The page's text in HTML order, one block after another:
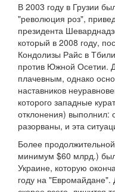
В 2003 году в Грузии
"революция роз",
президента
который в 2008 году,
Кондолизы Райс в
против Южной Осетии.
плачевным, однако
наставников
которого западные
отклонения) выполнил:
разорваны, и эта
Более
минимум $60 млрд.)
Украине, которую
году на